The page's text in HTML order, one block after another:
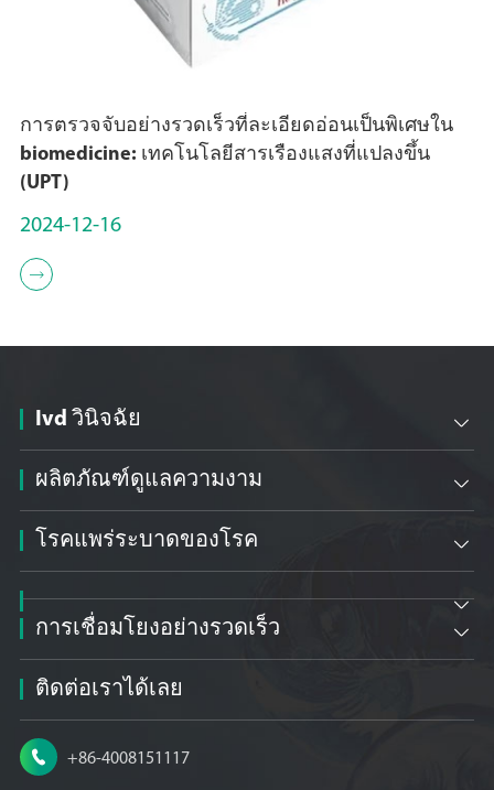
การตรวจจับอย่างรวดเร็วที่ละเอียดอ่อนเป็นพิเศษใน
biomedicine: เทคโนโลยีสารเรืองแสงที่แปลงขึ้น
(UPT)
2024-12-16

Ivd วินิจฉัย 
ผลิตภัณฑ์ดูแลความงาม 
โรคแพร่ระบาดของโรค 

การเชื่อมโยงอย่างรวดเร็ว 
ติดต่อเราได้เลย
 +86-4008151117